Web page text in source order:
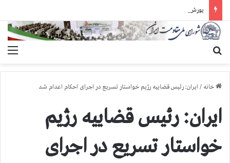
خانه / ایران: رئیس قضاییه رژیم خواستار تسریع در اجرای احكام اعدام شد
ایران: رئیس قضاییه رژیم
خواستار تسریع در اجرای